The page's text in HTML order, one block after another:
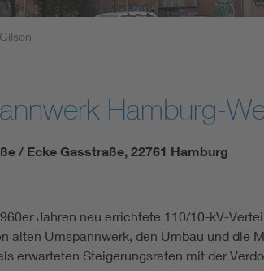
Hamburg-
/ Ecke Gasstraße, 22761 Hamburg
Jahren neu errichtete 110/10-kV-
alten Umspannwerk, den Umbau und die
erwarteten Steigerungsraten mit der